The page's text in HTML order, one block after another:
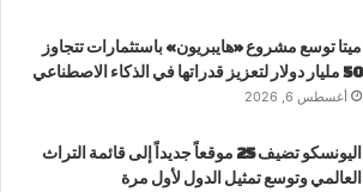
ميتا توسع مشروع «هايبريون» باستثمارات تتجاوز
50 مليار دولار لتعزيز قدراتها في الذكاء الاصطناعي
أغسطس 6, 2026
اليونسكو تضيف 25 موقعاً جديداً إلى قائمة التراث
العالمي وتوسع تمثيل الدول لأول مرة